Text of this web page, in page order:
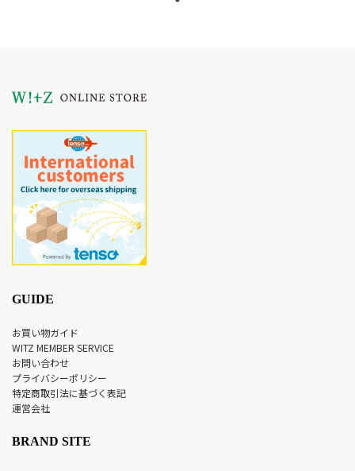
GUIDE
お買い物ガイド
WITZ MEMBER SERVICE
お問い合わせ
プライバシーポリシー
特定商取引法に基づく表記
運営会社
BRAND SITE